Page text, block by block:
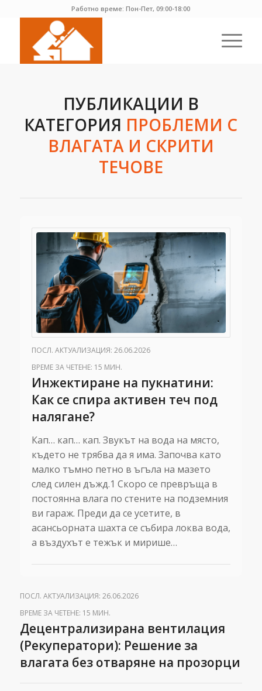
Работно време: Пон-Пет, 09:00-18:00
ПУБЛИКАЦИИ В
КАТЕГОРИЯ ПРОБЛЕМИ С
ВЛАГАТА И СКРИТИ
ТЕЧОВЕ
ПОСЛ. АКТУАЛИЗАЦИЯ: 26.06.2026
ВРЕМЕ ЗА ЧЕТЕНЕ: 15 МИН.
Инжектиране на пукнатини:
Как се спира активен теч под
налягане?
Кап… кап… кап. Звукът на вода на място,
където не трябва да я има. Започва като
малко тъмно петно в ъгъла на мазето
след силен дъжд.1 Скоро се превръща в
постоянна влага по стените на подземния
ви гараж. Преди да се усетите, в
асансьорната шахта се събира локва вода,
а въздухът е тежък и мирише…
ПОСЛ. АКТУАЛИЗАЦИЯ: 26.06.2026
ВРЕМЕ ЗА ЧЕТЕНЕ: 15 МИН.
Децентрализирана вентилация
(Рекуператори): Решение за
влагата без отваряне на прозорци